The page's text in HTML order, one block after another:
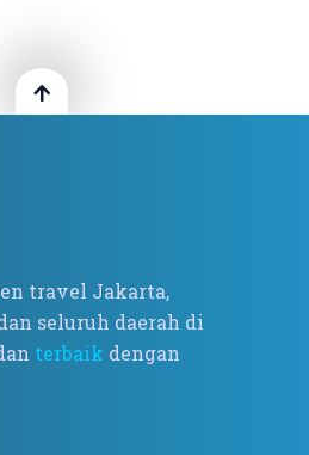
travel Jakarta,
seluruh daerah di
terbaik dengan